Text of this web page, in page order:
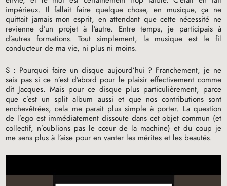
impérieux. Il fallait faire quelque chose, en musique, ça ne
quittait jamais mon esprit, en attendant que cette nécessité ne
revienne d’un projet à l’autre. Entre temps, je participais à
d’autres formations. Tout simplement, la musique est le fil
conducteur de ma vie, ni plus ni moins.
S : Pourquoi faire un disque aujourd’hui ? Franchement, je ne
sais pas si ce n’est d’abord pour le plaisir effectivement comme
dit Jacques. Mais pour ce disque plus particulièrement, parce
que c’est un split album aussi et que nos contributions sont
enchevêtrées, cela me parait plus simple à porter. La question
de l’ego est immédiatement dissoute dans cet objet commun (et
collectif, n’oublions pas le cœur de la machine) et du coup je
me sens plus à l’aise pour en vanter les mérites et les beautés.